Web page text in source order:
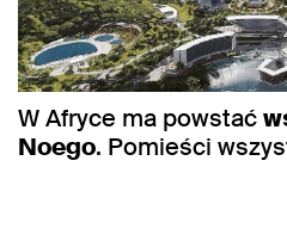
W Afryce ma powstać
Noego. Pomieści